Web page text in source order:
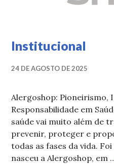
Institucional
24 DE AGOSTO DE 2025
Alergoshop: Pioneirismo,
Responsabilidade em
saúde vai muito além de
prevenir, proteger e
todas as fases da vida.
nasceu a Alergoshop, em